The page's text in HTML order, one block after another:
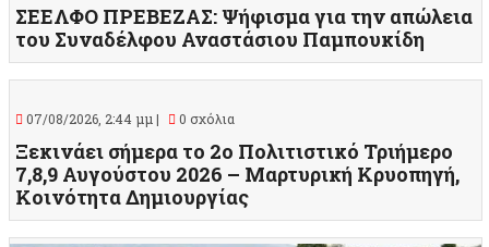
ΣΕΕΛΦΟ ΠΡΕΒΕΖΑΣ: Ψήφισμα για την απώλεια
του Συναδέλφου Αναστάσιου Παμπουκίδη
07/08/2026, 2:44 μμ | 0 σχόλια
Ξεκινάει σήμερα το 2ο Πολιτιστικό Τριήμερο
7,8,9 Αυγούστου 2026 – Μαρτυρική Κρυοπηγή,
Κοινότητα Δημιουργίας